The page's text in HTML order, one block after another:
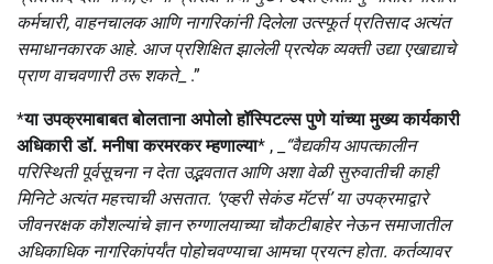
कर्मचारी, वाहनचालक आणि नागरिकांनी दिलेला उत्स्फूर्त प्रतिसाद अत्यंत
समाधानकारक आहे. आज प्रशिक्षित झालेली प्रत्येक व्यक्ती उद्या एखाद्याचे
प्राण वाचवणारी ठरू शकते_ .”
*या उपक्रमाबाबत बोलताना अपोलो हॉस्पिटल्स पुणे यांच्या मुख्य कार्यकारी
अधिकारी डॉ. मनीषा करमरकर म्हणाल्या* , _
“वैद्यकीय आपत्कालीन
परिस्थिती पूर्वसूचना न देता उद्भवतात आणि अशा वेळी सुरुवातीची काही
मिनिटे अत्यंत महत्त्वाची असतात. ‘एव्हरी सेकंड मॅटर्स’ या उपक्रमाद्वारे
जीवनरक्षक कौशल्यांचे ज्ञान रुग्णालयाच्या चौकटीबाहेर नेऊन समाजातील
अधिकाधिक नागरिकांपर्यंत पोहोचवण्याचा आमचा प्रयत्न होता. कर्तव्यावर